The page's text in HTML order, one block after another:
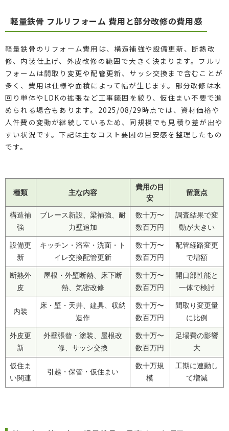
軽量鉄骨 フルリフォーム 費用と部分改修の費用感
軽量鉄骨のリフォーム費用は、構造補強や設備更新、断熱改
修、内装仕上げ、外皮改修の範囲で大きく決まります。フルリ
フォームは間取り変更や配管更新、サッシ交換まで含むことが
多く、費用は仕様や面積によって幅が生じます。部分改修は水
回り単体やLDKの拡張など工事範囲を絞り、仮住まい不要で進
められる場合もあります。2025/08/29時点では、資材価格や
人件費の変動が継続しているため、同規模でも見積り差が出や
すい状況です。下記は主なコスト要因の目安感を整理したもの
です。
種類 主な内容
費用の目
安
留意点
構造補
強
ブレース新設、梁補強、耐
力壁追加
数十万〜
数百万円
調査結果で変
動が大きい
設備更
新
キッチン・浴室・洗面・ト
イレ交換配管更新
数十万〜
数百万円
配管経路変更
で増額
断熱外
皮
屋根・外壁断熱、床下断
熱、気密改修
数十万〜
数百万円
開口部性能と
一体で検討
内装
床・壁・天井、建具、収納
造作
数十万〜
数百万円
間取り変更量
に比例
外皮更
新
外壁張替・塗装、屋根改
修、サッシ交換
数十万〜
数百万円
足場費の影響
大
仮住ま
い関連
引越・保管・仮住まい
数十万規
模
工期に連動し
て増減